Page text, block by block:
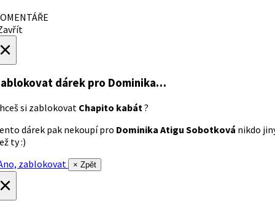
dárek pro Dominika…
si zablokovat Chapito kabát ?
dárek pak nekoupí pro Dominika Atigu Sobotková nikdo
ty :)
zablokovat
× Zpět